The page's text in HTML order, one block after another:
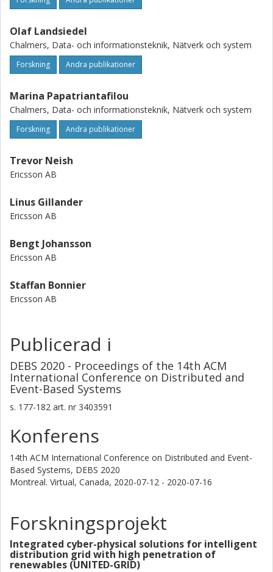
Olaf Landsiedel
Chalmers, Data- och informationsteknik, Nätverk och system
Forskning Andra publikationer
Marina Papatriantafilou
Chalmers, Data- och informationsteknik, Nätverk och system
Forskning Andra publikationer
Trevor Neish
Ericsson AB
Linus Gillander
Ericsson AB
Bengt Johansson
Ericsson AB
Staffan Bonnier
Ericsson AB
Publicerad i
DEBS 2020 - Proceedings of the 14th ACM
International Conference on Distributed and
Event-Based Systems
s. 177-182 art. nr 3403591
Konferens
14th ACM International Conference on Distributed and Event-
Based Systems, DEBS 2020
Montreal. Virtual, Canada, 2020-07-12 - 2020-07-16
Forskningsprojekt
Integrated cyber-physical solutions for intelligent
distribution grid with high penetration of
renewables (UNITED-GRID)